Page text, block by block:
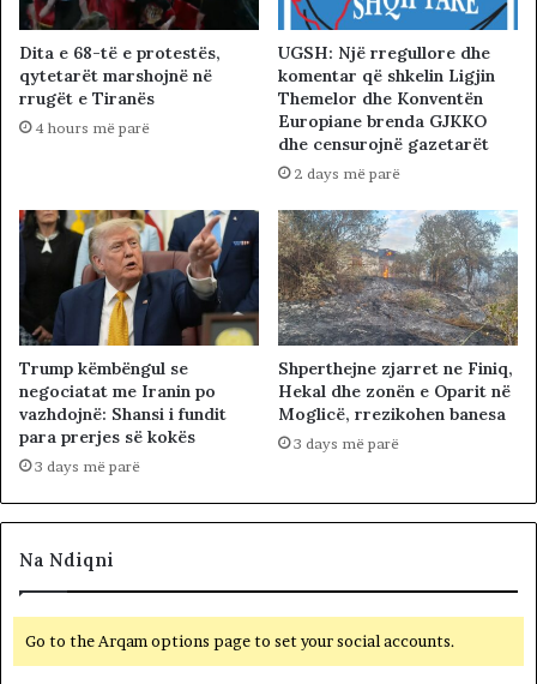
Dita e 68-të e protestës,
qytetarët marshojnë në
rrugët e Tiranës
4 hours më parë
UGSH: Një rregullore dhe
komentar që shkelin Ligjin
Themelor dhe Konventën
Europiane brenda GJKKO
dhe censurojnë gazetarët
2 days më parë
Trump këmbëngul se
negociatat me Iranin po
vazhdojnë: Shansi i fundit
para prerjes së kokës
3 days më parë
Shperthejne zjarret ne Finiq,
Hekal dhe zonën e Oparit në
Moglicë, rrezikohen banesa
3 days më parë
Na Ndiqni
Go to the Arqam options page to set your social accounts.